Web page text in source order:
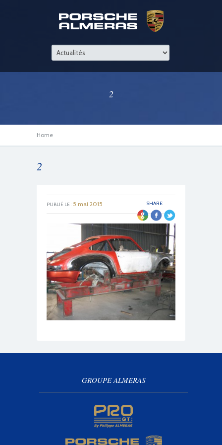
2
Home
2
SHARE:
PUBLIÉ LE : 5 mai 2015
GROUPE ALMERAS